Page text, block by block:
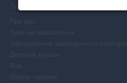
Туристам
Про нас
Тури на замовлення
Оформлення закордонного паспорта
Дитячий туризм
Візи
Школа туризму